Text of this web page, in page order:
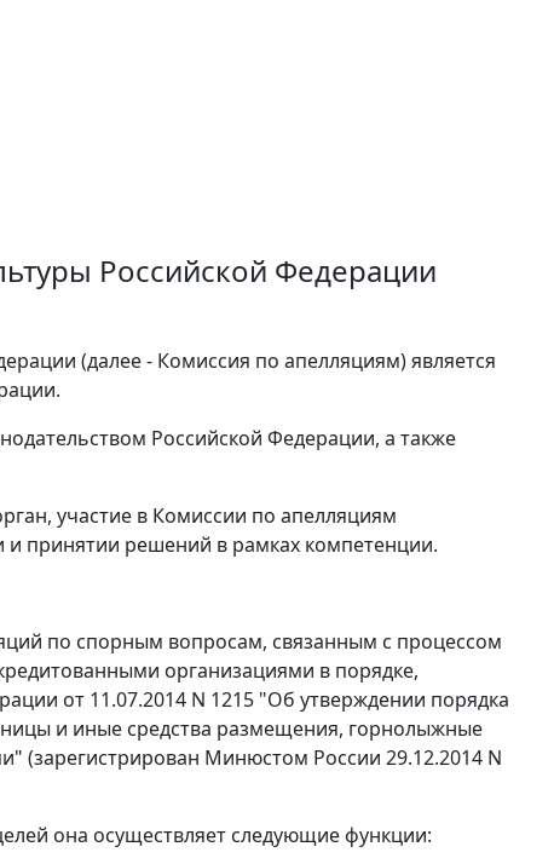
Российской Федерации
(далее - Комиссия по апелляциям) является
Российской Федерации, а также
участие в Комиссии по апелляциям
и принятии решений в рамках компетенции.
по спорным вопросам, связанным с процессом
организациями в порядке,
от 11.07.2014 N 1215 "Об утверждении порядка
и иные средства размещения, горнолыжные
(зарегистрирован Минюстом России 29.12.2014 N
она осуществляет следующие функции: